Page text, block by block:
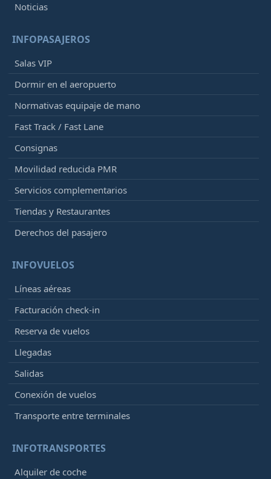
Noticias
INFOPASAJEROS
Salas VIP
Dormir en el aeropuerto
Normativas equipaje de mano
Fast Track / Fast Lane
Consignas
Movilidad reducida PMR
Servicios complementarios
Tiendas y Restaurantes
Derechos del pasajero
INFOVUELOS
Líneas aéreas
Facturación check-in
Reserva de vuelos
Llegadas
Salidas
Conexión de vuelos
Transporte entre terminales
INFOTRANSPORTES
Alquiler de coche